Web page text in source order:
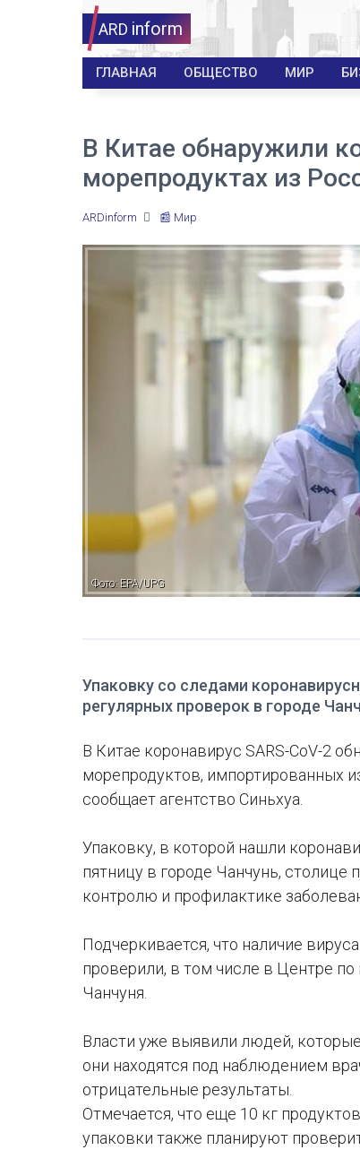
ARD inform
ГЛАВНАЯ ОБЩЕСТВО МИР
В Китае обнаружили
морепродуктах из
ARDinform 📰 Мир
Фото: EPA/UPG
Упаковку со следами
регулярных проверок в городе
В Китае коронавирус SARS-CoV-2
морепродуктов, импортированных
сообщает агентство Синьхуа.
Упаковку, в которой нашли
пятницу в городе Чанчунь,
контролю и профилактике
Подчеркивается, что наличие
проверили, в том числе в Центре
Чанчуня.
Власти уже выявили людей,
они находятся под наблюдением
отрицательные результаты.
Отмечается, что еще 10 кг
упаковки также планируют